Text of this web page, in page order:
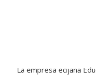
La empresa ecijana